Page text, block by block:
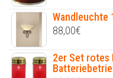
Wandleuchte
88,00€
2er Set rotes